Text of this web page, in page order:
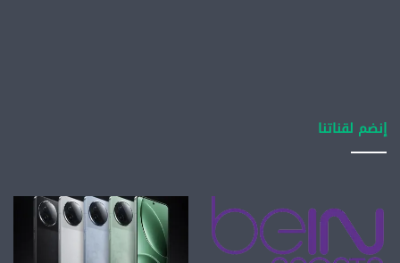
إنضم لقناتنا